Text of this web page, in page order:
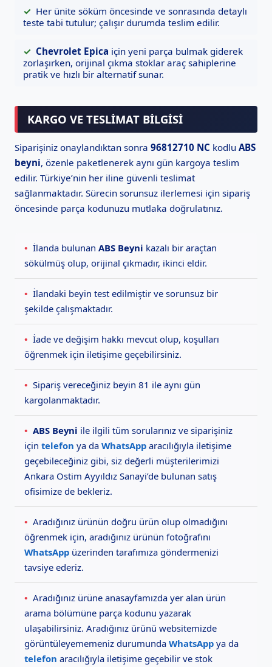
✓ Her ünite söküm öncesinde ve sonrasında detaylı
teste tabi tutulur; çalışır durumda teslim edilir.
✓ Chevrolet Epica için yeni parça bulmak giderek
zorlaşırken, orijinal çıkma stoklar araç sahiplerine
pratik ve hızlı bir alternatif sunar.
KARGO VE TESLIMAT BILGISI
Siparişiniz onaylandıktan sonra 96812710 NC kodlu ABS
beyni, özenle paketlenerek aynı gün kargoya teslim
edilir. Türkiye’nin her iline güvenli teslimat
sağlanmaktadır. Sürecin sorunsuz ilerlemesi için sipariş
öncesinde parça kodunuzu mutlaka doğrulatınız.
• İlanda bulunan ABS Beyni kazalı bir araçtan
sökülmüş olup, orijinal çıkmadır, ikinci eldir.
• İlandaki beyin test edilmiştir ve sorunsuz bir
şekilde çalışmaktadır.
• İade ve değişim hakkı mevcut olup, koşulları
öğrenmek için iletişime geçebilirsiniz.
• Sipariş vereceğiniz beyin 81 ile aynı gün
kargolanmaktadır.
• ABS Beyni ile ilgili tüm sorularınız ve siparişiniz
için telefon ya da WhatsApp aracılığıyla iletişime
geçebileceğiniz gibi, siz değerli müşterilerimizi
Ankara Ostim Ayyıldız Sanayi’de bulunan satış
ofisimize de bekleriz.
• Aradığınız ürünün doğru ürün olup olmadığını
öğrenmek için, aradığınız ürünün fotoğrafını
WhatsApp üzerinden tarafımıza göndermenizi
tavsiye ederiz.
• Aradığınız ürüne anasayfamızda yer alan ürün
arama bölümüne parça kodunu yazarak
ulaşabilirsiniz. Aradığınız ürünü websitemizde
görüntüleyememeniz durumunda WhatsApp ya da
telefon aracılığıyla iletişime geçebilir ve stok